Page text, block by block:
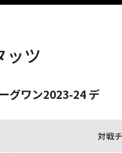
ッツ
グワン2023-24 デ
対戦